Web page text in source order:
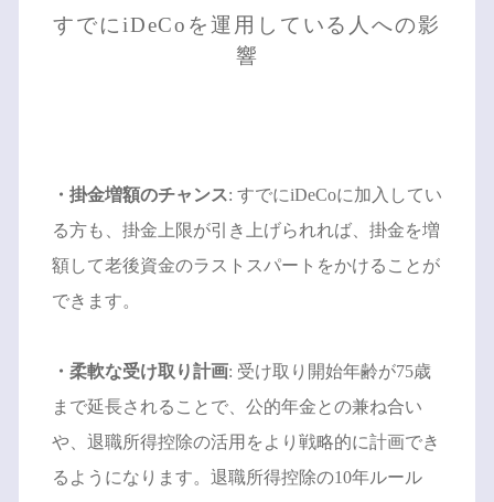
すでにiDeCoを運用している人への影
響
・掛金増額のチャンス: すでにiDeCoに加入してい
る方も、掛金上限が引き上げられれば、掛金を増
額して老後資金のラストスパートをかけることが
できます。
・柔軟な受け取り計画: 受け取り開始年齢が75歳
まで延長されることで、公的年金との兼ね合い
や、退職所得控除の活用をより戦略的に計画でき
るようになります。退職所得控除の10年ルール